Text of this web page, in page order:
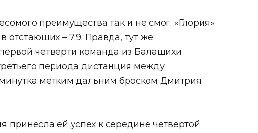
преимущества так и не смог. «Глория»
отстающих – 7:9. Правда, тут же
четверти команда из Балашихи
периода дистанция между
метким дальним броском Дмитрия
ей успех к середине четвертой